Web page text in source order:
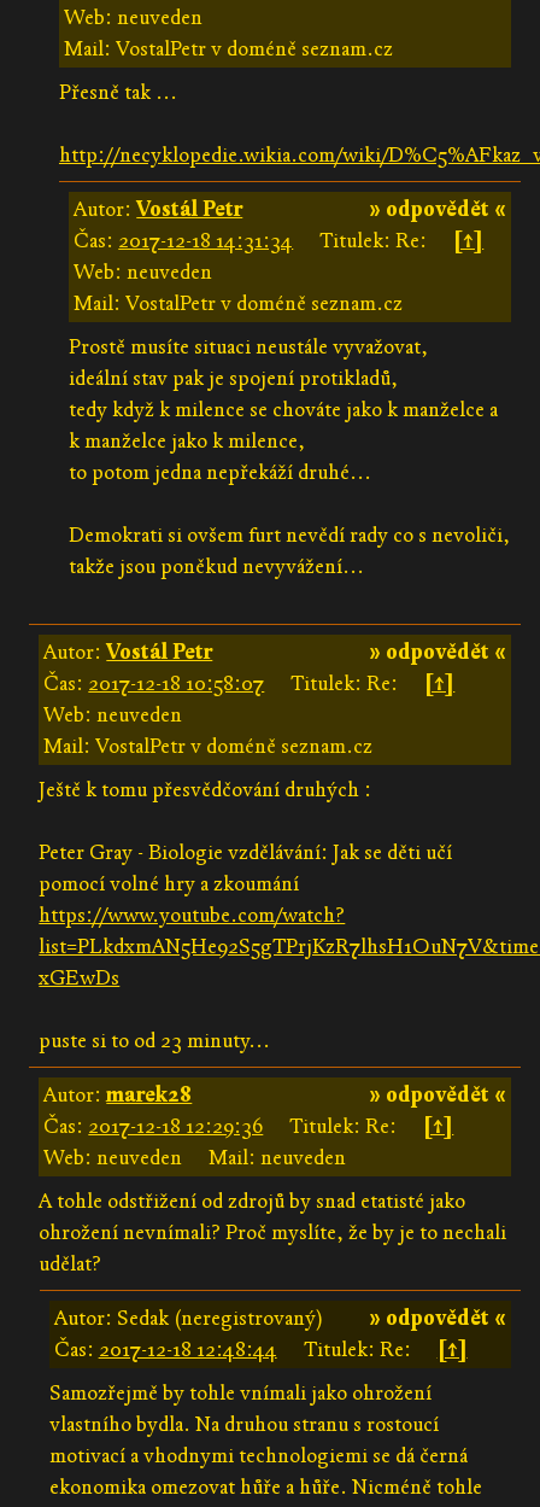
Web: neuveden
Mail: VostalPetr v doméně seznam.cz
Přesně tak ...
http://necyklopedie.wikia.com/wiki/
» odpovědět «
Autor:Vostál Petr
Čas: 2017-12-18 14:31:34 Titulek: Re:
[↑]
Web: neuveden
Mail: VostalPetr v doméně seznam.cz
Prostě musíte situaci neustále vyvažovat,
ideální stav pak je spojení protikladů,
tedy když k milence se chováte jako k manželce a
k manželce jako k milence,
to potom jedna nepřekáží druhé...
Demokrati si ovšem furt nevědí rady co s nevoliči,
takže jsou poněkud nevyvážení...
» odpovědět «
Autor:Vostál Petr
Čas: 2017-12-18 10:58:07 Titulek: Re:
[↑]
Web: neuveden
Mail: VostalPetr v doméně seznam.cz
Ještě k tomu přesvědčování druhých :
Peter Gray - Biologie vzdělávání: Jak se děti učí
pomocí volné hry a zkoumání
https://www.youtube.com/watch?
xGEwDs
puste si to od 23 minuty...
» odpovědět «
Autor:marek28
Čas: 2017-12-18 12:29:36 Titulek: Re:
[↑]
Web: neuveden
Mail: neuveden
A tohle odstřižení od zdrojů by snad etatisté jako
ohrožení nevnímali? Proč myslíte, že by je to nechali
udělat?
» odpovědět «
Autor: Sedak (neregistrovaný)
Čas: 2017-12-18 12:48:44 Titulek: Re:
[↑]
Samozřejmě by tohle vnímali jako ohrožení
vlastního bydla. Na druhou stranu s rostoucí
motivací a vhodnymi technologiemi se dá černá
ekonomika omezovat hůře a hůře. Nicméně tohle